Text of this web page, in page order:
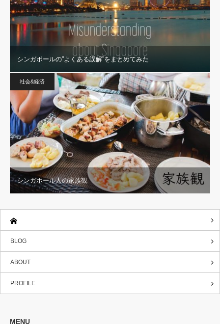
シンガポールの”よくある誤解”をまとめてみた
社会&経済
シンガポール人の家族観
BLOG
ABOUT
PROFILE
MENU